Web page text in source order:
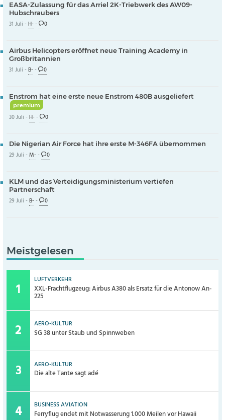
EASA-Zulassung für das Arriel 2K-Triebwerk des AW09-
Hubschraubers
31 Juli -H-- 0
Airbus Helicopters eröffnet neue Training Academy in
Großbritannien
31 Juli -B-- 0
Enstrom hat eine erste neue Enstrom 480B ausgeliefert
premium
30 Juli -H-- 0
Die Nigerian Air Force hat ihre erste M-346FA übernommen
29 Juli -M-- 0
KLM und das Verteidigungsministerium vertiefen
Partnerschaft
29 Juli -B-- 0
Meistgelesen
LUFTVERKEHR
XXL-Frachtflugzeug: Airbus A380 als Ersatz für die Antonow An-
225
AERO-KULTUR
SG 38 unter Staub und Spinnweben
AERO-KULTUR
Die alte Tante sagt adé
BUSINESS AVIATION
Ferryflug endet mit Notwasserung 1.000 Meilen vor Hawaii